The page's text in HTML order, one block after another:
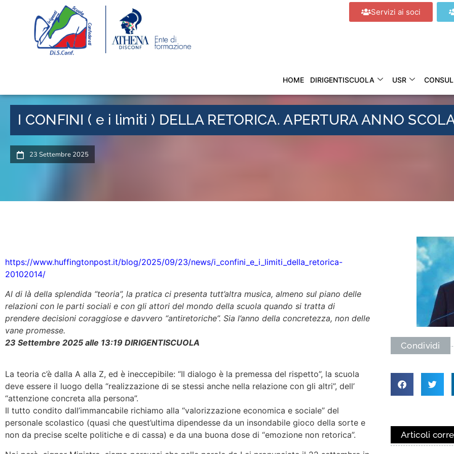
Servizi ai soci
HOME DIRIGENTISCUOLA USR
I CONFINI ( e i limiti ) DELLA RETORICA. APERTURA ANNO
23 Settembre 2025
https://www.huffingtonpost.it/blog/2025/09/23/news/i_confini_e_i_limiti_della_retorica-
20102014/
Al di là della splendida “teoria”, la pratica ci presenta tutt’altra musica, almeno sul piano delle
relazioni con le parti sociali e con gli attori del mondo della scuola quando si tratta di
prendere decisioni coraggiose e davvero “antiretoriche”. Sia l’anno della concretezza, non delle
vane promesse.
23 Settembre 2025 alle 13:19 DIRIGENTISCUOLA
La teoria c’è dalla A alla Z, ed è ineccepibile: “Il dialogo è la premessa del rispetto”, la scuola
deve essere il luogo della “realizzazione di se stessi anche nella relazione con gli altri”, dell’
“attenzione concreta alla persona”.
Il tutto condito dall’immancabile richiamo alla “valorizzazione economica e sociale” del
personale scolastico (quasi che quest’ultima dipendesse da un insondabile gioco della sorte e
non da precise scelte politiche e di cassa) e da una buona dose di “emozione non retorica”.
Condividi
Articoli